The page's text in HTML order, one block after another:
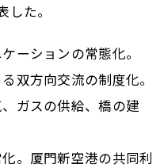
た。
ーションの常態化。
双方向交流の制度化。
ガスの供給、橋の建
。厦門新空港の共同利